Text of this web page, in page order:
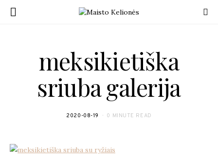
meksikietiška
sriuba galerija
2020-08-19 0 MINUTE READ